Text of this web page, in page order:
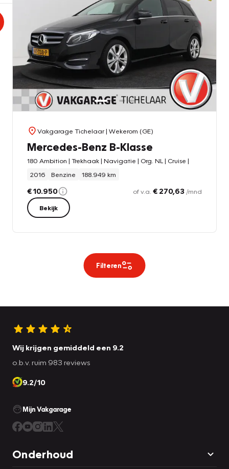
Vakgarage Tichelaar| Wekerom (GE)
Mercedes-Benz B-Klasse
180 Ambition | Trekhaak | Navigatie | Org. NL | Cruise |
2016
Benzine 188.949 km
€ 10.950 of v.a. € 270,63 /mnd
Bekijk
Filteren
Wij krijgen gemiddeld een 9.2
o.b.v. ruim 983 reviews
9.2/10
Mijn Vakgarage
Onderhoud